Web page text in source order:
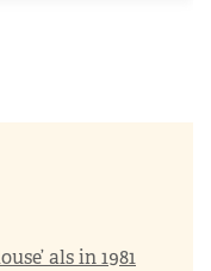
als in 1981